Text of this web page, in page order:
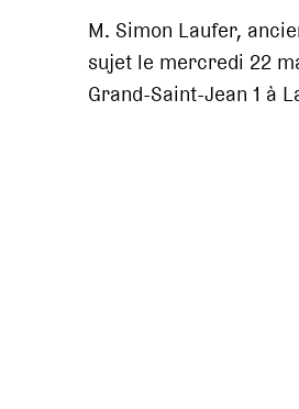
M. Simon Laufer,
sujet le mercredi 22
Grand-Saint-Jean 1 à